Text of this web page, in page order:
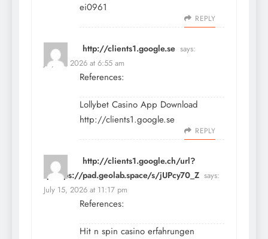
ei0961
REPLY
http://clients1.google.se says:
July 15, 2026 at 6:55 am
References:
Lollybet Casino App Download
http://clients1.google.se
REPLY
http://clients1.google.ch/url?
q=https://pad.geolab.space/s/jUPcy70_Z says:
July 15, 2026 at 11:17 pm
References:
Hit n spin casino erfahrungen